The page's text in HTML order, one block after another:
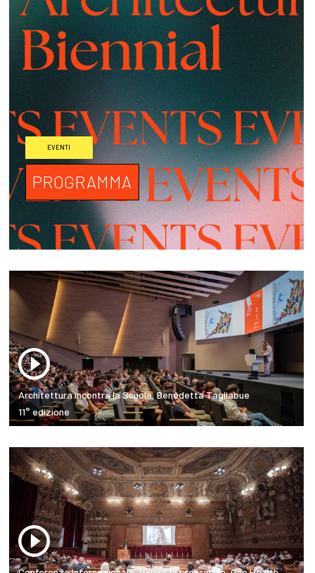
EVENTI
PROGRAMMA
Architettura incontra la Scuola, Benedetta Tagliabue
11° edizione